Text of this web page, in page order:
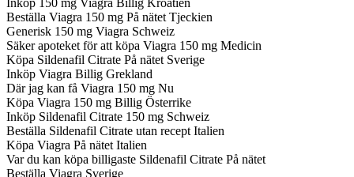
Beställa Viagra 150 mg På nätet Tjeckien
Generisk 150 mg Viagra Schweiz
Säker apoteket för att köpa Viagra 150 mg Medicin
Köpa Sildenafil Citrate På nätet Sverige
Inköp Viagra Billig Grekland
Där jag kan få Viagra 150 mg Nu
Köpa Viagra 150 mg Billig Österrike
Inköp Sildenafil Citrate 150 mg Schweiz
Beställa Sildenafil Citrate utan recept Italien
Köpa Viagra På nätet Italien
Var du kan köpa billigaste Sildenafil Citrate På nätet
Beställa Viagra Sverige